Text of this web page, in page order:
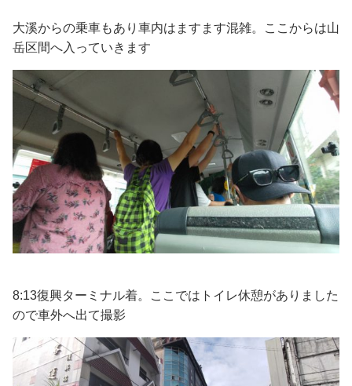
大溪からの乗車もあり車内はますます混雑。ここからは山
岳区間へ入っていきます
8:13復興ターミナル着。ここではトイレ休憩がありました
ので車外へ出て撮影